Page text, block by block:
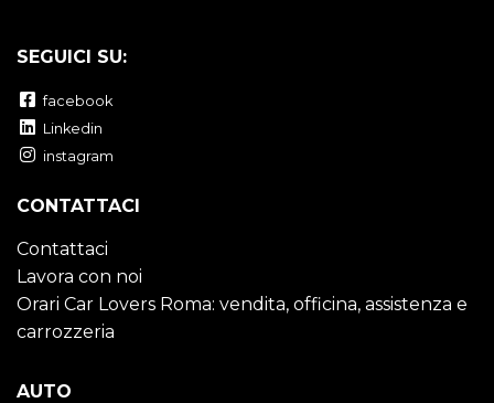
SEGUICI SU:
facebook
Linkedin
instagram
CONTATTACI
Contattaci
Lavora con noi
Orari Car Lovers Roma: vendita, officina, assistenza e
carrozzeria
AUTO